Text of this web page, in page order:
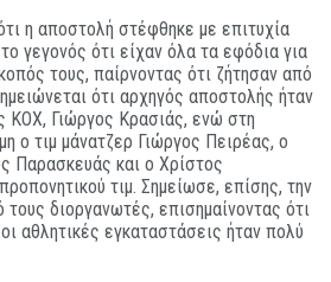
η αποστολή στέφθηκε με επιτυχία
γεγονός ότι είχαν όλα τα εφόδια για
τους, παίρνοντας ότι ζήτησαν από
ότι αρχηγός αποστολής ήταν
ΚΟΧ, Γιώργος Κρασιάς, ενώ στη
ο τιμ μάνατζερ Γιώργος Πειρέας, ο
Παρασκευάς και ο Χρίστος
τιμ. Σημείωσε, επίσης, την
διοργανωτές, επισημαίνοντας ότι
αθλητικές εγκαταστάσεις ήταν πολύ